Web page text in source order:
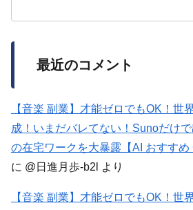
最近のコメント
【音楽 副業】才能ゼロでもOK！世
成！いまだバレてない！Sunoだけ
の在宅ワークを大暴露【AI おすすめ
に @日進月歩-b2l より
【音楽 副業】才能ゼロでもOK！世